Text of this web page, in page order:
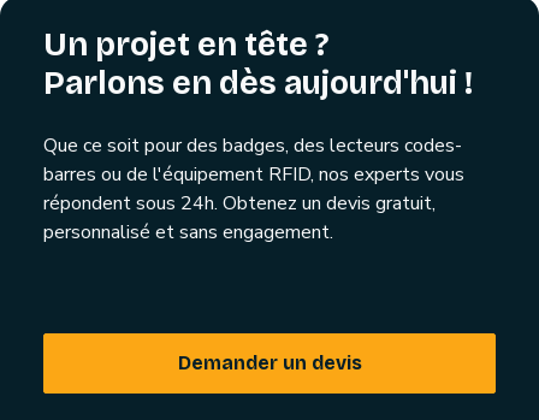
Un projet en tête ?
Parlons en dès aujourd'hui !
Que ce soit pour des badges, des lecteurs codes-
barres ou de l'équipement RFID, nos experts vous
répondent sous 24h. Obtenez un devis gratuit,
personnalisé et sans engagement.
Demander un devis